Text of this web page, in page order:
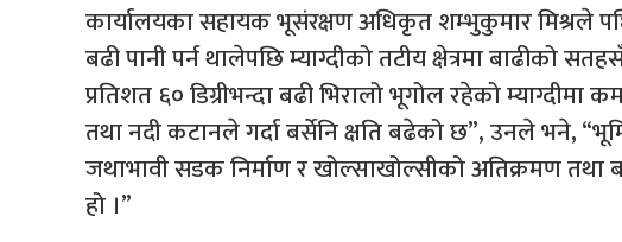
कार्यालयका सहायक भूसंरक्षण अधिकृत शम्भुकुमार मिश्रले
बढी पानी पर्न थालेपछि म्याग्दीको तटीय क्षेत्रमा बाढीको
प्रतिशत ६० डिग्रीभन्दा बढी भिरालो भूगोल रहेको
तथा नदी कटानले गर्दा बर्सेनि क्षति बढेको छ”, उनले भने,
जथाभावी सडक निर्माण र खोल्साखोल्सीको अतिक्रमण तथा
हो ।”